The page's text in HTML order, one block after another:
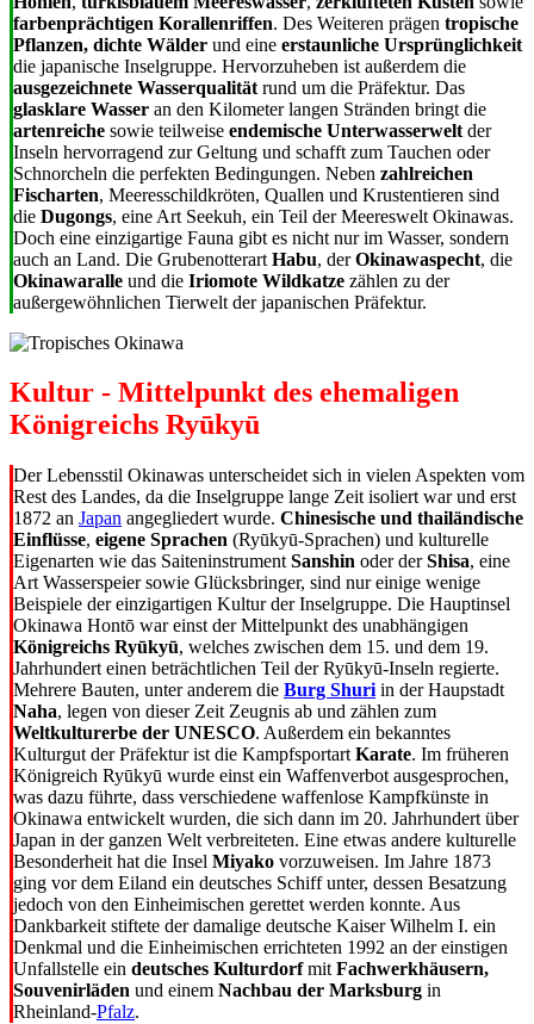
farbenprächtigen Korallenriffen. Des Weiteren prägen tropische
Pflanzen, dichte Wälder und eine erstaunliche Ursprünglichkeit
die japanische Inselgruppe. Hervorzuheben ist außerdem die
ausgezeichnete Wasserqualität rund um die Präfektur. Das
glasklare Wasser an den Kilometer langen Stränden bringt die
artenreiche sowie teilweise endemische Unterwasserwelt der
Inseln hervorragend zur Geltung und schafft zum Tauchen oder
Schnorcheln die perfekten Bedingungen. Neben zahlreichen
Fischarten, Meeresschildkröten, Quallen und Krustentieren sind
die Dugongs, eine Art Seekuh, ein Teil der Meereswelt Okinawas.
Doch eine einzigartige Fauna gibt es nicht nur im Wasser, sondern
auch an Land. Die Grubenotterart Habu, derOkinawaspecht, die
Okinawaralle und die Iriomote Wildkatze zählen zu der
außergewöhnlichen Tierwelt der japanischen Präfektur.
Kultur - Mittelpunkt des ehemaligen
Königreichs Ryūkyū
Der Lebensstil Okinawas unterscheidet sich in vielen Aspekten vom
Rest des Landes, da die Inselgruppe lange Zeit isoliert war und erst
1872 an Japan angegliedert wurde. Chinesische und thailändische
Einflüsse, eigene Sprachen (Ryūkyū-Sprachen) und kulturelle
Eigenarten wie das Saiteninstrument Sanshin oder derShisa, eine
Art Wasserspeier sowie Glücksbringer, sind nur einige wenige
Beispiele der einzigartigen Kultur der Inselgruppe. Die Hauptinsel
Okinawa Hontō war einst der Mittelpunkt des unabhängigen
Königreichs Ryūkyū, welches zwischen dem 15. und dem 19.
Jahrhundert einen beträchtlichen Teil der Ryūkyū-Inseln regierte.
Mehrere Bauten, unter anderem die Burg Shuri in der Haupstadt
Naha, legen von dieser Zeit Zeugnis ab und zählen zum
Weltkulturerbe der UNESCO. Außerdem ein bekanntes
Kulturgut der Präfektur ist die Kampfsportart Karate. Im früheren
Königreich Ryūkyū wurde einst ein Waffenverbot ausgesprochen,
was dazu führte, dass verschiedene waffenlose Kampfkünste in
Okinawa entwickelt wurden, die sich dann im 20. Jahrhundert über
Japan in der ganzen Welt verbreiteten. Eine etwas andere kulturelle
Besonderheit hat die Insel Miyako vorzuweisen. Im Jahre 1873
ging vor dem Eiland ein deutsches Schiff unter, dessen Besatzung
jedoch von den Einheimischen gerettet werden konnte. Aus
Dankbarkeit stiftete der damalige deutsche Kaiser Wilhelm I. ein
Denkmal und die Einheimischen errichteten 1992 an der einstigen
Unfallstelle ein deutsches Kulturdorfmit Fachwerkhäusern,
Souvenirläden und einem Nachbau der Marksburg in
Rheinland-Pfalz.